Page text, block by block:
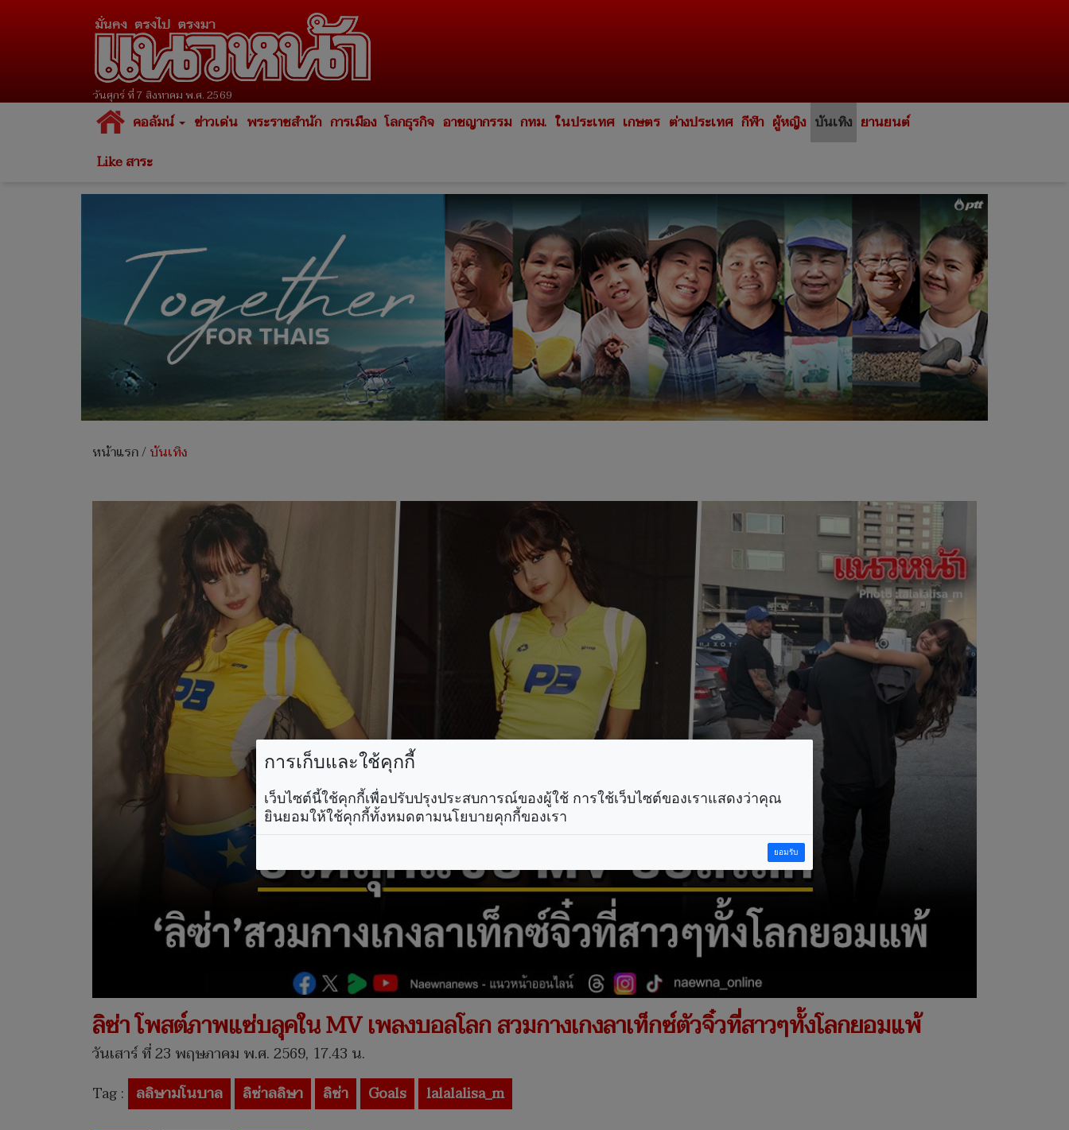
วันศุกร์ ที่ 7 สิงหาคม พ.ศ. 2569
คอลัมน์ ข่าวเด่น พระราชสำนัก การเมือง โลกธุรกิจ อาชญากรรม กทม. ในประเทศ เกษตร ต่างประเทศ กีฬา ผู้หญิง บันเทิง ยานยนต์
Like สาระ
หน้าแรก/บันเทิง
ลิซ่า โพสต์ภาพแซ่บลุคใน MV เพลงบอลโลก สวมกางเกงลาเท็กซ์ตัวจิ๋วที่สาวๆทั้งโลกยอมแพ้
วันเสาร์ ที่ 23 พฤษภาคม พ.ศ. 2569, 17.43 น.
Tag : ลลิษามโนบาล ลิซ่าลลิษา ลิซ่า Goals lalalalisa_m
การเก็บและใช้คุกกี้
เว็บไซต์นี้ใช้คุกกี้เพื่อปรับปรุงประสบการณ์ของผู้ใช้ การใช้เว็บไซต์ของเราแสดงว่าคุณ
ยินยอมให้ใช้คุกกี้ทั้งหมดตามนโยบายคุกกี้ของเรา
ยอมรับ